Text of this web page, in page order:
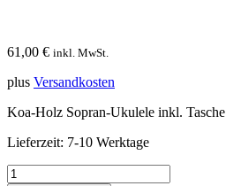
61,00 € inkl. MwSt.
plus Versandkosten
Koa-Holz Sopran-Ukulele inkl. Tasche
Lieferzeit: 7-10 Werktage
MAHALO